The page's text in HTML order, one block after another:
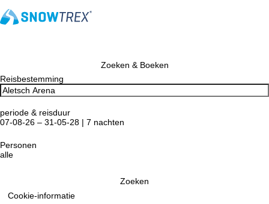
Cookie-informatie
Zoeken & Boeken
Reisbestemming
periode & reisduur
07-08-26 – 31-05-28 | 7 nachten
Personen
alle
Zoeken